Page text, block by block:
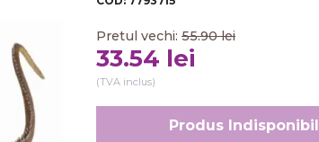
Pretul vechi: 55.90 lei
33.54 lei
(TVA inclus)
Produs Indisponibil